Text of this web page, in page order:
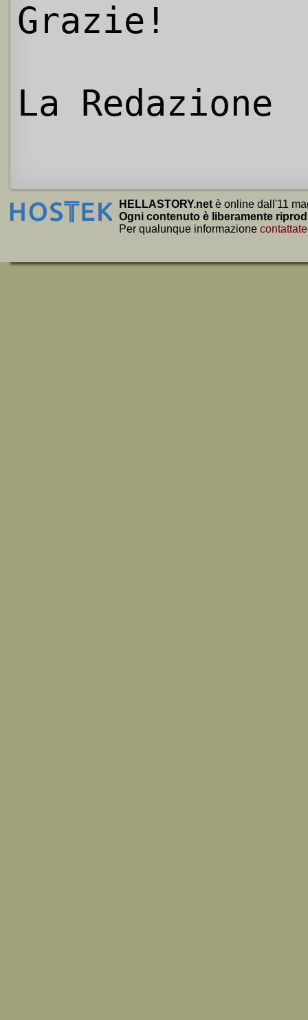
Grazie!
La Redazione
HELLASTORY.net è online dall'11
Ogni contenuto è liberamente
Per qualunque informazione